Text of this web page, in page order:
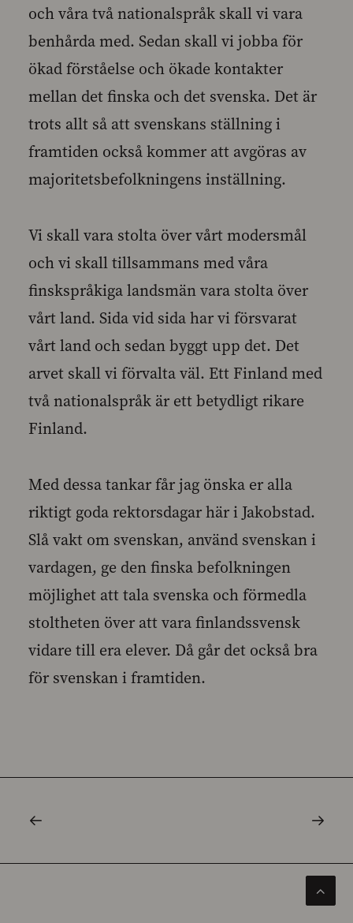
och våra två nationalspråk skall vi vara
benhårda med. Sedan skall vi jobba för
ökad förståelse och ökade kontakter
mellan det finska och det svenska. Det är
trots allt så att svenskans ställning i
framtiden också kommer att avgöras av
majoritetsbefolkningens inställning.
Vi skall vara stolta över vårt modersmål
och vi skall tillsammans med våra
finskspråkiga landsmän vara stolta över
vårt land. Sida vid sida har vi försvarat
vårt land och sedan byggt upp det. Det
arvet skall vi förvalta väl. Ett Finland med
två nationalspråk är ett betydligt rikare
Finland.
Med dessa tankar får jag önska er alla
riktigt goda rektorsdagar här i Jakobstad.
Slå vakt om svenskan, använd svenskan i
vardagen, ge den finska befolkningen
möjlighet att tala svenska och förmedla
stoltheten över att vara finlandssvensk
vidare till era elever. Då går det också bra
för svenskan i framtiden.